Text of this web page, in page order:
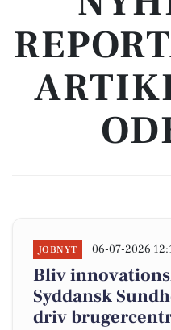
JOBNYT 06-07-2026
Bliv
Syddansk
driv